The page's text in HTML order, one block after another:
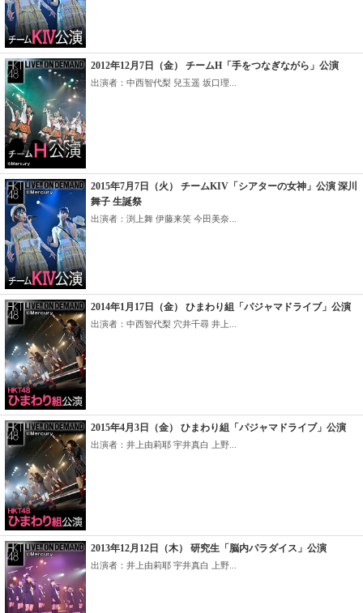
2012年12月7日（金） チームH「手をつなぎながら」公演
出演者：中西智代梨 兒玉遥 坂口理...
2015年7月7日（火） チームKIV「シアターの女神」公演 深川
舞子 生誕祭
出演者：渕上舞 伊藤来笑 今田美奈...
2014年1月17日（金） ひまわり組「パジャマドライブ」公演
出演者：中西智代梨 穴井千尋 井上...
2015年4月3日（金） ひまわり組「パジャマドライブ」公演
出演者：井上由莉耶 宇井真白 上野...
2013年12月12日（木） 研究生「脳内パラダイス」公演
出演者：井上由莉耶 宇井真白 上野...